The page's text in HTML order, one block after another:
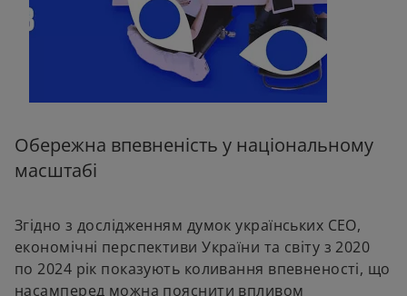
Обережна впевненість у національному
масштабі
Згідно з дослідженням думок українських СЕО,
економічні перспективи України та світу з 2020
по 2024 рік показують коливання впевненості, що
насамперед можна пояснити впливом